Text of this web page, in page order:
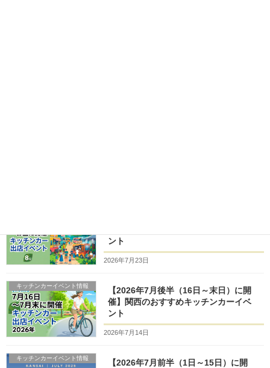
ント
2026年7月23日
キッチンカーイベント情報
【2026年7月後半（16日～末日）に開
催】関西のおすすめキッチンカーイベ
ント
2026年7月14日
キッチンカーイベント情報
【2026年7月前半（1日～15日）に開